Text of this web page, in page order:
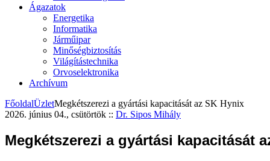
Ágazatok
Energetika
Informatika
Járműipar
Minőségbiztosítás
Világítástechnika
Orvoselektronika
Archívum
FőoldalÜzletMegkétszerezi a gyártási kapacitását az SK Hynix
2026. június 04., csütörtök :: Dr. Sipos Mihály
Megkétszerezi a gyártási kapacitását